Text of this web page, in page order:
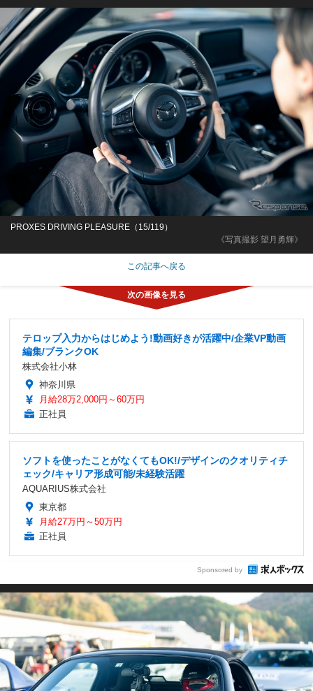
《写真撮影 望月勇輝》
PROXES DRIVING PLEASURE（15/119）
この記事へ戻る
テロップ入力からはじめよう!動画好きが活躍中/企業VP動画
編集/ブランクOK
株式会社小林
神奈川県
月給28万2,000円～60万円
正社員
ソフトを使ったことがなくてもOK!/デザインのクオリティチ
ェック/キャリア形成可能/未経験活躍
AQUARIUS株式会社
東京都
月給27万円～50万円
正社員
Sponsored by